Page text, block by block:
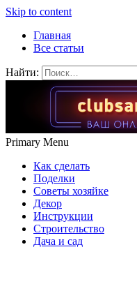
Skip to content
Главная
Все статьи
Найти:
Primary Menu
Как сделать
Поделки
Советы хозяйке
Декор
Инструкции
Строительство
Дача и сад